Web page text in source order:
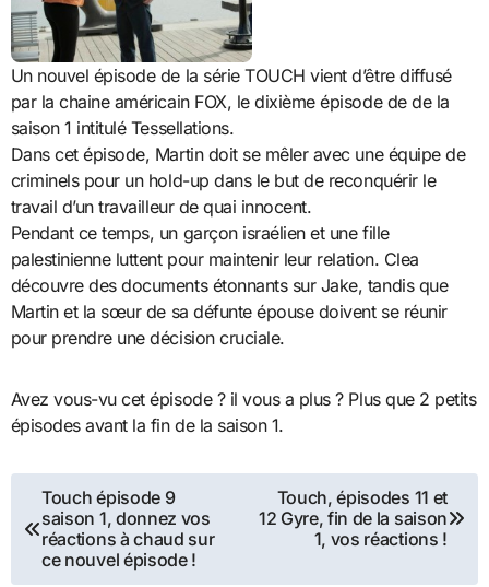
Un nouvel épisode de la série TOUCH vient d’être diffusé
par la chaine américain FOX, le dixième épisode de de la
saison 1 intitulé Tessellations.
Dans cet épisode, Martin doit se mêler avec une équipe de
criminels pour un hold-up dans le but de reconquérir le
travail d’un travailleur de quai innocent.
Pendant ce temps, un garçon israélien et une fille
palestinienne luttent pour maintenir leur relation. Clea
découvre des documents étonnants sur Jake, tandis que
Martin et la sœur de sa défunte épouse doivent se réunir
pour prendre une décision cruciale.
Avez vous-vu cet épisode ? il vous a plus ? Plus que 2 petits
épisodes avant la fin de la saison 1.
Navigation
de
l’article
Touch épisode 9
saison 1, donnez vos
réactions à chaud sur
ce nouvel épisode !
Touch, épisodes 11 et
12 Gyre, fin de la saison
1, vos réactions !